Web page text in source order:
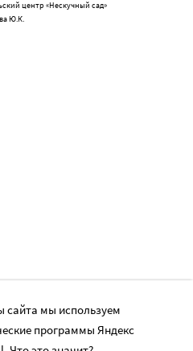
центр «Нескучный сад»
Ю.К.
сайта мы используем
программы Яндекс